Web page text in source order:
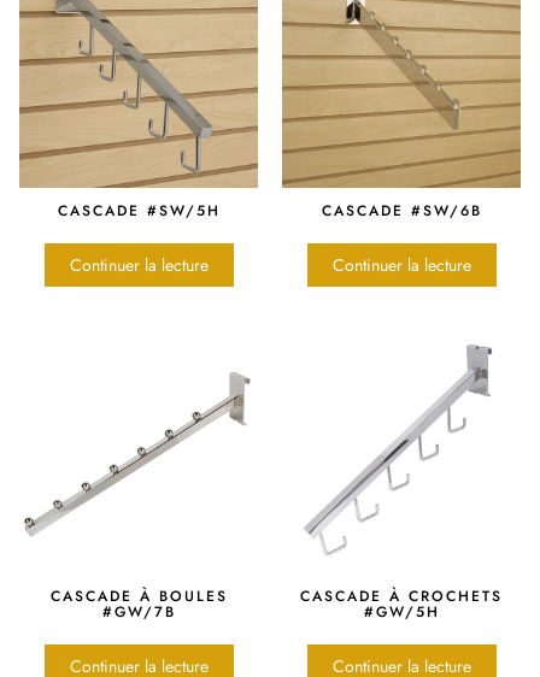
CASCADE #SW/5H
Continuer la lecture
CASCADE #SW/6B
Continuer la lecture
CASCADE À BOULES
#GW/7B
Continuer la lecture
CASCADE À CROCHETS
#GW/5H
Continuer la lecture